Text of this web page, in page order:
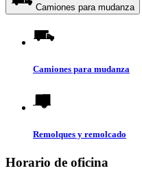
Camiones para mudanza
Camiones para mudanza
Remolques y remolcado
Horario de oficina